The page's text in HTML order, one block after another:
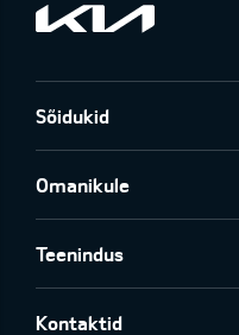
Sõidukid
Omanikule
Teenindus
Kontaktid